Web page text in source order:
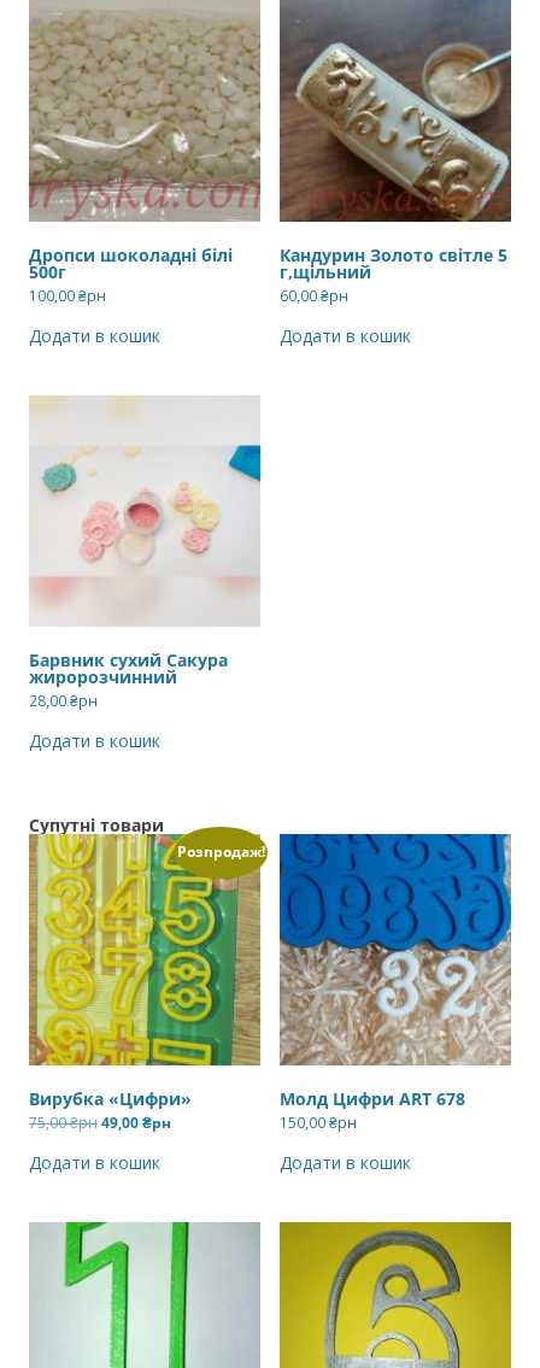
Дропси шоколадні білі
500г
100,00₴рн
Додати в кошик
Кандурин Золото світле 5
г,щільний
60,00₴рн
Додати в кошик
Барвник сухий Сакура
жиророзчинний
28,00₴рн
Додати в кошик
Супутні товари
Розпродаж!
Вирубка «Цифри»
75,00₴рнОригінальна
ціна:
49,00₴рн
Додати в кошик
Молд Цифри ART 678
150,00₴рн
Додати в кошик